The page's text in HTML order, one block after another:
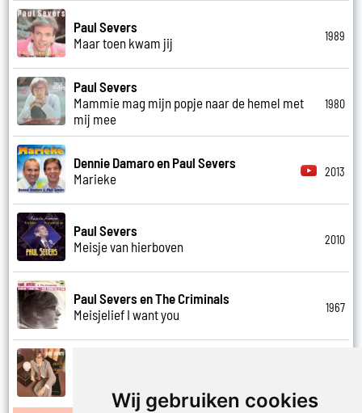
Wij gebruiken cookies
Paul Severs
Maar toen kwam jij
1989
Paul Severs
Mammie mag mijn popje naar de hemel met
mij mee
1980
Dennie Damaro en Paul Severs
Marieke
2013
Paul Severs
Meisje van hierboven
2010
Paul Severs en The Criminals
Meisjelief I want you
1967